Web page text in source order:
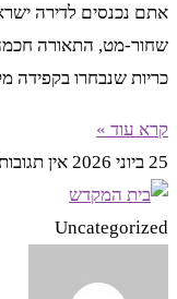
אתם נכנסים לדירה
שחור-מט, התאורה
כריות שנבחרו בקפידה
קרא עוד »
25 ביוני 2026
אין
Uncategorized